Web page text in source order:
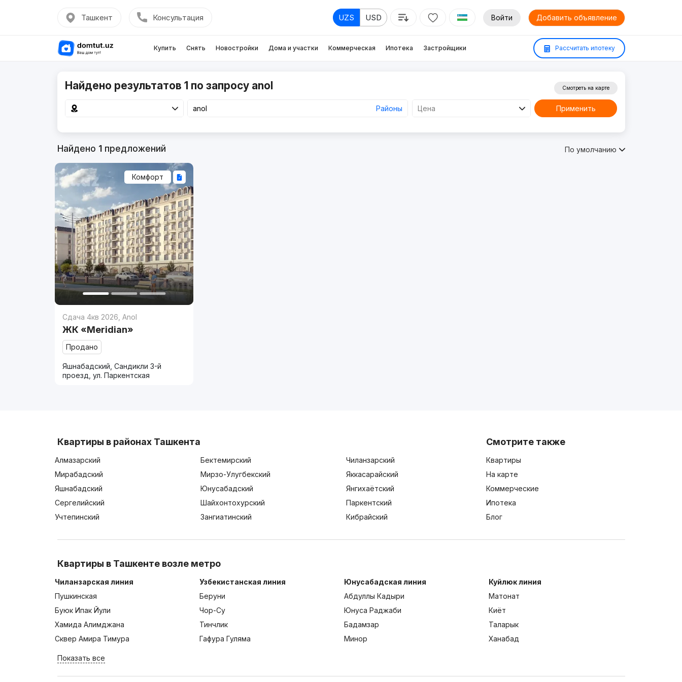
Ташкент Консультация UZS USD Войти Добавить объявление
Купить Снять Новостройки Дома и участки Коммерческая Ипотека Застройщики Рассчитать ипотеку
Найдено результатов 1 по запросу anol
Районы Цена
Смотреть на карте
Применить
Найдено 1предложений По умолчанию
Комфорт
Сдача 4кв 2026 ,Anol
ЖК «Meridian»
Продано
Яшнабадский, Сандикли 3-й
проезд, ул. Паркентская
Квартиры в районах Ташкента
Алмазарский Бектемирский
Чиланзарский
Мирабадский
Мирзо-Улугбекский
Яккасарайский
Яшнабадский
Юнусабадский
Янгихаётский
Сергелийский
Шайхонтохурский
Паркентский
Учтепинский
Зангиатинский Кибрайский
Смотрите также
Квартиры
На карте
Коммерческие
Ипотека
Блог
Квартиры в Ташкенте возле метро
Чиланзарская линия
Пушкинская
Буюк Ипак Йули
Хамида Алимджана
Сквер Амира Тимура
Узбекистанская линия
Беруни
Чор-Су
Тинчлик
Гафура Гуляма
Юнусабадская линия
Абдуллы Кадыри
Юнуса Раджаби
Бадамзар
Минор
Куйлюк линия
Матонат
Киёт
Таларык
Ханабад
Показать все